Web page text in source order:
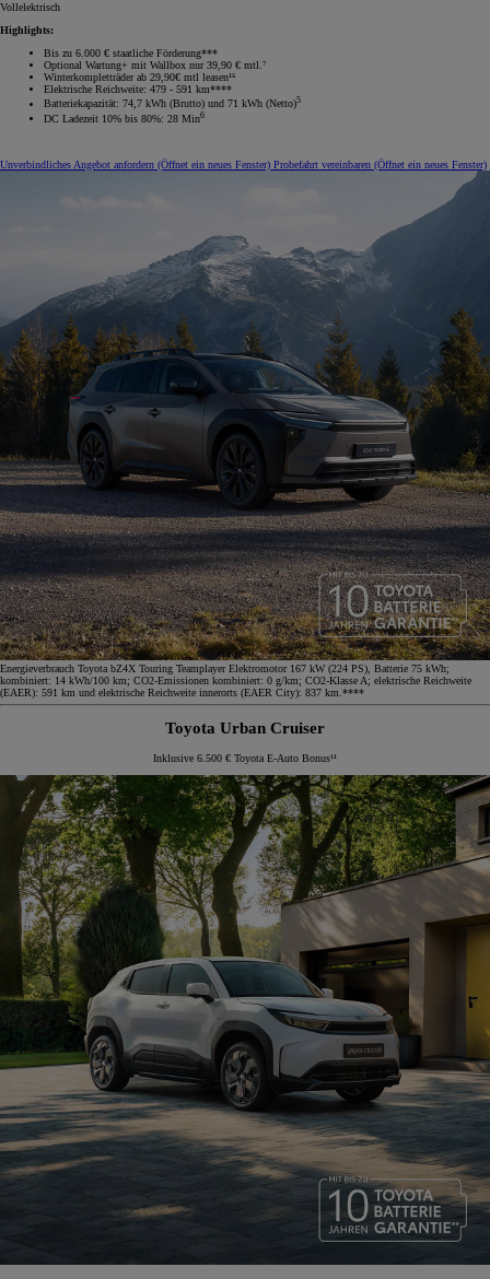
Vollelektrisch
Highlights:
Bis zu 6.000 € staatliche Förderung***
Optional Wartung+ mit Wallbox nur 39,90 € mtl.⁷
Winterkompletträder ab 29,90€ mtl leasen¹⁵
Elektrische Reichweite: 479 - 591 km****
Batteriekapazität: 74,7 kWh (Brutto) und 71 kWh (Netto)5
DC Ladezeit 10% bis 80%: 28 Min6
Unverbindliches Angebot anfordern (Öffnet ein neues Fenster) Probefahrt vereinbaren (Öffnet ein neues Fenster)
Energieverbrauch Toyota bZ4X Touring Teamplayer Elektromotor 167 kW (224 PS), Batterie 75 kWh;
kombiniert: 14 kWh/100 km; CO2-Emissionen kombiniert: 0 g/km; CO2-Klasse A; elektrische Reichweite
(EAER): 591 km und elektrische Reichweite innerorts (EAER City): 837 km.****
Toyota Urban Cruiser
Inklusive 6.500 € Toyota E-Auto Bonus¹¹